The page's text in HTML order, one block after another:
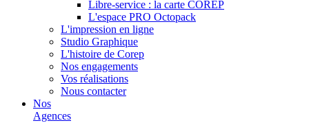
Libre-service : la carte COREP
L'espace PRO Octopack
L'impression en ligne
Studio Graphique
L'histoire de Corep
Nos engagements
Vos réalisations
Nous contacter
Nos
Agences